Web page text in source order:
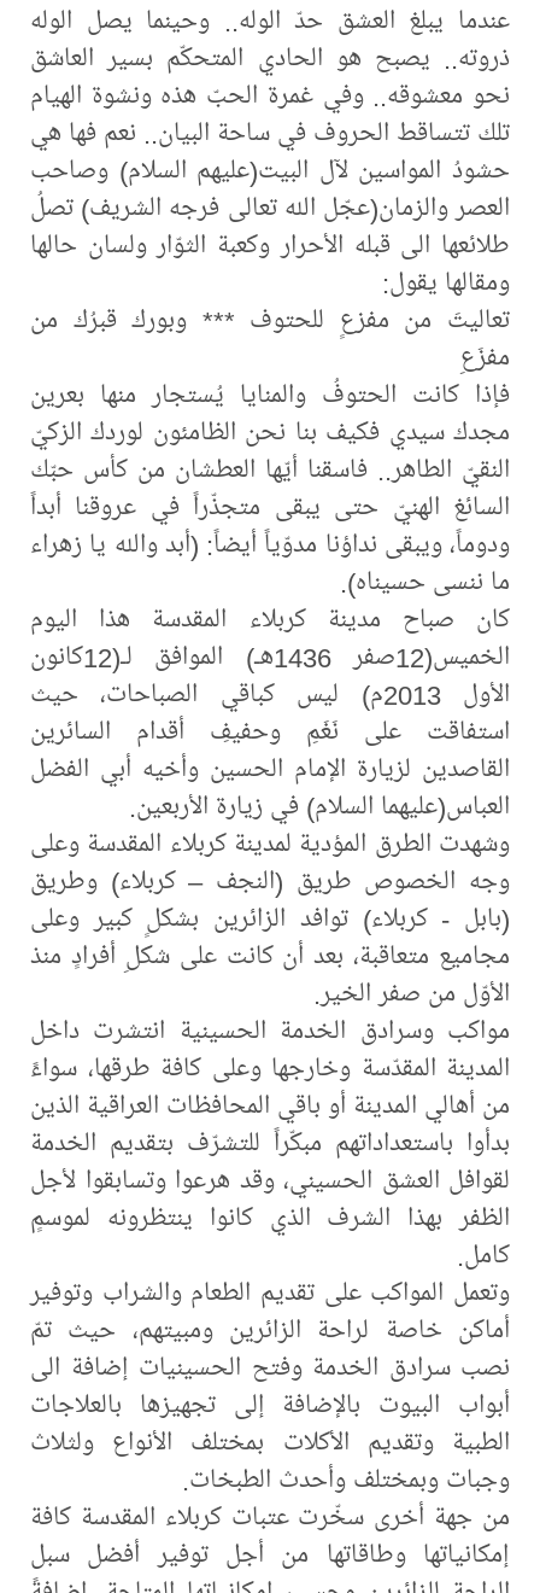
عندما يبلغ العشق حدّ الوله.. وحينما يصل الوله
ذروته.. يصبح هو الحادي المتحكّم بسير العاشق
نحو معشوقه.. وفي غمرة الحبّ هذه ونشوة الهيام
تلك تتساقط الحروف في ساحة البيان.. نعم فها هي
حشودُ المواسين لآل البيت(عليهم السلام) وصاحب
العصر والزمان(عجّل الله تعالى فرجه الشريف) تصلُ
طلائعها الى قبله الأحرار وكعبة الثوّار ولسان حالها
ومقالها يقول:
تعاليتَ من مفزعٍ للحتوف *** وبورك قبرُك من
مفزَعِ
فإذا كانت الحتوفُ والمنايا يُستجار منها بعرين
مجدك سيدي فكيف بنا نحن الظامئون لوردك الزكيّ
النقيّ الطاهر.. فاسقنا أيّها العطشان من كأس حبّك
السائغ الهنيّ حتى يبقى متجذّراً في عروقنا أبداً
ودوماً، ويبقى نداؤنا مدوّياً أيضاً: (أبد والله يا زهراء
ما ننسى حسيناه).
كان صباح مدينة كربلاء المقدسة هذا اليوم
الخميس(12صفر 1436هـ) الموافق لـ(12كانون
الأول 2013م) ليس كباقي الصباحات، حيث
استفاقت على نَغَمِ وحفيفِ أقدام السائرين
القاصدين لزيارة الإمام الحسين وأخيه أبي الفضل
العباس(عليهما السلام) في زيارة الأربعين.
وشهدت الطرق المؤدية لمدينة كربلاء المقدسة وعلى
وجه الخصوص طريق (النجف – كربلاء) وطريق
(بابل - كربلاء) توافد الزائرين بشكلٍ كبير وعلى
مجاميع متعاقبة، بعد أن كانت على شكلِ أفرادٍ منذ
الأوّل من صفر الخير.
مواكب وسرادق الخدمة الحسينية انتشرت داخل
المدينة المقدّسة وخارجها وعلى كافة طرقها، سواءً
من أهالي المدينة أو باقي المحافظات العراقية الذين
بدأوا باستعداداتهم مبكّراً للتشرّف بتقديم الخدمة
لقوافل العشق الحسيني، وقد هرعوا وتسابقوا لأجل
الظفر بهذا الشرف الذي كانوا ينتظرونه لموسمٍ
كامل.
وتعمل المواكب على تقديم الطعام والشراب وتوفير
أماكن خاصة لراحة الزائرين ومبيتهم، حيث تمّ
نصب سرادق الخدمة وفتح الحسينيات إضافة الى
أبواب البيوت بالإضافة إلى تجهيزها بالعلاجات
الطبية وتقديم الأكلات بمختلف الأنواع ولثلاث
وجبات وبمختلف وأحدث الطبخات.
من جهة أخرى سخّرت عتبات كربلاء المقدسة كافة
إمكانياتها وطاقاتها من أجل توفير أفضل سبل